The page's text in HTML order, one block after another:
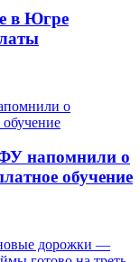
в Югре
напомнили о
обучение